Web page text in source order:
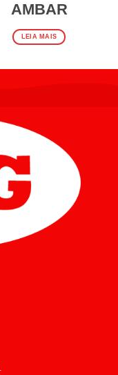
AMBAR
LEIA MAIS